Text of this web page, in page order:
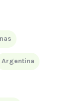
Argentina